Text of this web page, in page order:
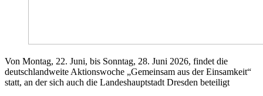
Von Montag, 22. Juni, bis Sonntag, 28. Juni 2026, findet die
deutschlandweite Aktionswoche „Gemeinsam aus der Einsamkeit“
statt, an der sich auch die Landeshauptstadt Dresden beteiligt